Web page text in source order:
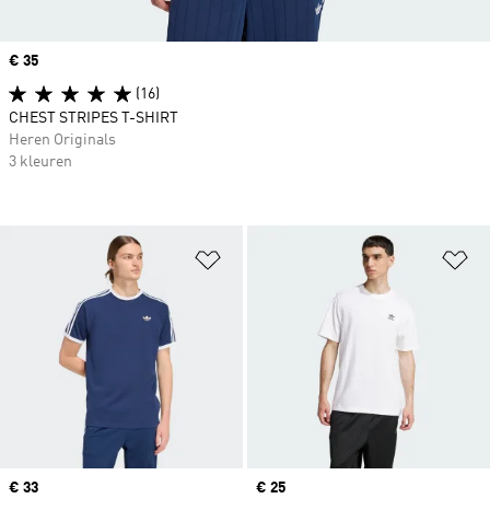
Op verlanglijst zetten
Price
€ 33
Price
€ 25
Price
€ 35
(16)
CHEST STRIPES T-SHIRT
Heren Originals
3 kleuren